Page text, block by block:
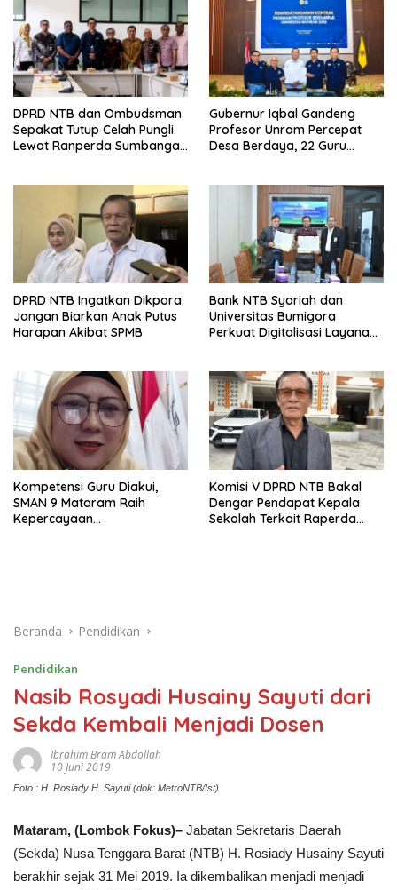
DPRD NTB dan Ombudsman
Sepakat Tutup Celah Pungli
Lewat Ranperda Sumbangan
Gubernur Iqbal Gandeng
Profesor Unram Percepat
Desa Berdaya, 22 Guru
DPRD NTB Ingatkan Dikpora:
Jangan Biarkan Anak Putus
Harapan Akibat SPMB
Bank NTB Syariah dan
Universitas Bumigora
Perkuat Digitalisasi Layanan
Kompetensi Guru Diakui,
SMAN 9 Mataram Raih
Kepercayaan
Komisi V DPRD NTB Bakal
Dengar Pendapat Kepala
Sekolah Terkait Raperda
Beranda Pendidikan
Pendidikan
Nasib Rosyadi Husainy Sayuti dari
Sekda Kembali Menjadi Dosen
Ibrahim Bram Abdollah
10 Juni 2019
Foto : H. Rosiady H. Sayuti (dok: MetroNTB/Ist)
Mataram, (Lombok Fokus)– Jabatan Sekretaris Daerah
(Sekda) Nusa Tenggara Barat (NTB) H. Rosiady Husainy Sayuti
berakhir sejak 31 Mei 2019. Ia dikembalikan menjadi menjadi